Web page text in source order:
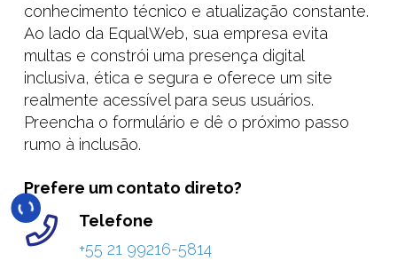
conhecimento técnico e atualização constante.
Ao lado da EqualWeb, sua empresa evita
multas e constrói uma presença digital
inclusiva, ética e segura e oferece um site
realmente acessível para seus usuários.
Preencha o formulário e dê o próximo passo
rumo à inclusão.
Prefere um contato direto?
Telefone
+55 21 99216-5814